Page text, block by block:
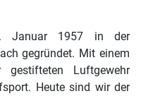
Januar 1957 in der
gegründet. Mit einem
gestifteten Luftgewehr
Heute sind wir der